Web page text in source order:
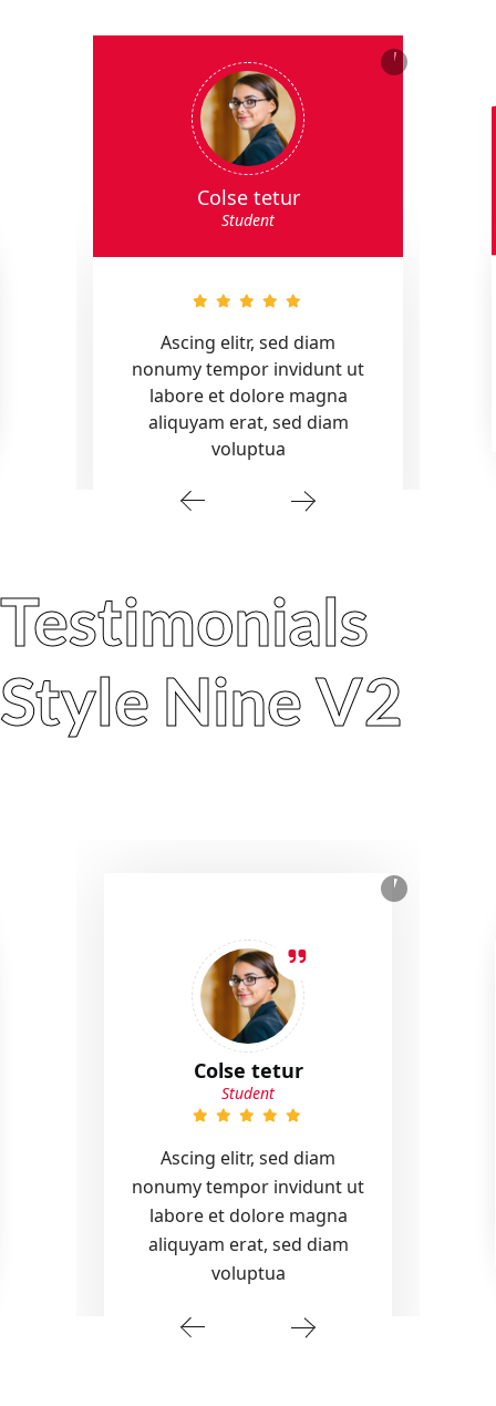
Colse tetur
Student
Ascing elitr, sed diam
nonumy tempor invidunt ut
labore et dolore magna
aliquyam erat, sed diam
voluptua
Testimonials
Style Nine V2
Colse tetur
Student
Ascing elitr, sed diam
nonumy tempor invidunt ut
labore et dolore magna
aliquyam erat, sed diam
voluptua